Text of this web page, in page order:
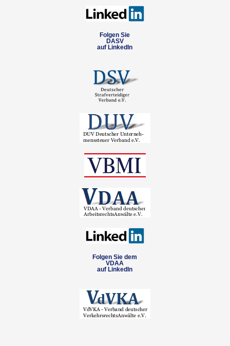
Folgen Sie
DASV
auf LinkedIn
Folgen Sie dem
VDAA
auf LinkedIn